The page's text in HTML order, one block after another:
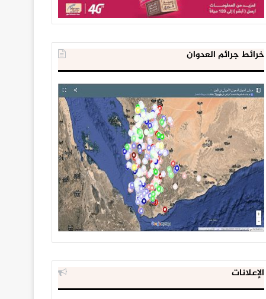
خرائط جرائم العدوان
الإعلانات